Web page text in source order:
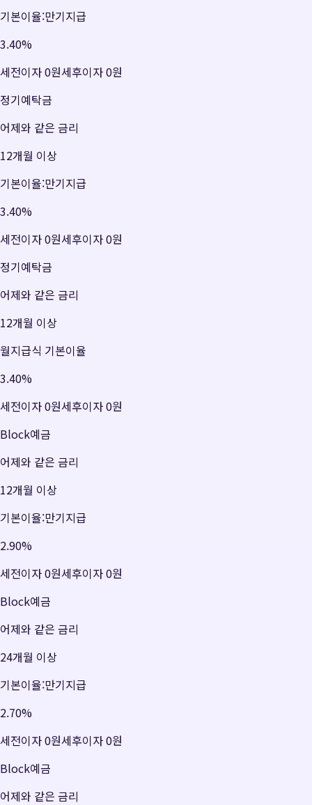
기본이율:만기지급
3.40%
세전이자0원세후이자0원
정기예탁금
어제와 같은 금리
12개월 이상
기본이율:만기지급
3.40%
세전이자0원세후이자0원
정기예탁금
어제와 같은 금리
12개월 이상
월지급식 기본이율
3.40%
세전이자0원세후이자0원
Block예금
어제와 같은 금리
12개월 이상
기본이율:만기지급
2.90%
세전이자0원세후이자0원
Block예금
어제와 같은 금리
24개월 이상
기본이율:만기지급
2.70%
세전이자0원세후이자0원
Block예금
어제와 같은 금리